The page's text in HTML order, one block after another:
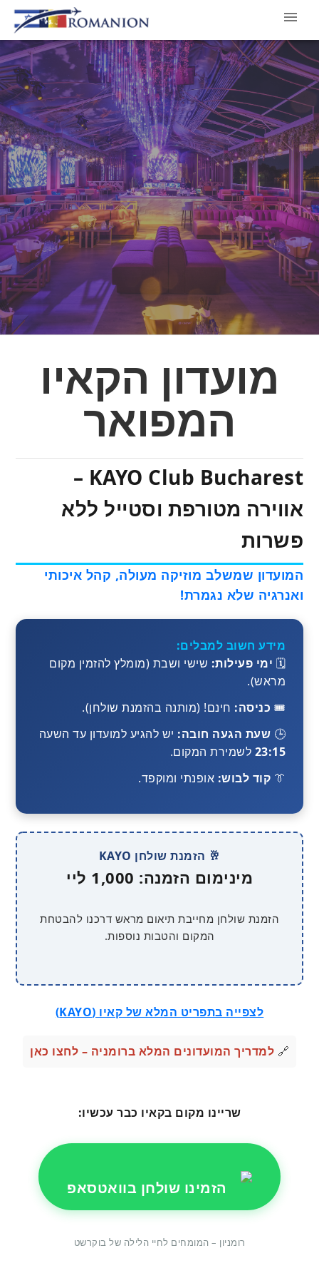
מועדון הקאיו
המפואר
KAYO Club Bucharest –
אווירה מטורפת וסטייל ללא
פשרות
המועדון שמשלב מוזיקה מעולה, קהל איכותי
ואנרגיה שלא נגמרת!
מידע חשוב למבלים:
🗓️ ימי פעילות: שישי ושבת (מומלץ להזמין מקום
מראש).
🎟️ כניסה: חינם! (מותנה בהזמנת שולחן).
🕒 שעת הגעה חובה: יש להגיע למועדון עד השעה
23:15 לשמירת המקום.
👔 קוד לבוש: אופנתי ומוקפד.
🥂 הזמנת שולחן KAYO
מינימום הזמנה: 1,000 ליי
הזמנת שולחן מחייבת תיאום מראש דרכנו להבטחת
המקום והטבות נוספות.
לצפייה בתפריט המלא של קאיו (KAYO)
🔗 למדריך המועדונים המלא ברומניה – לחצו כאן
שריינו מקום בקאיו כבר עכשיו:
הזמינו שולחן בוואטסאפ
רומניון – המומחים לחיי הלילה של בוקרשט